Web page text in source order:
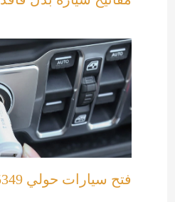
فتح سيارات حولي 92295349